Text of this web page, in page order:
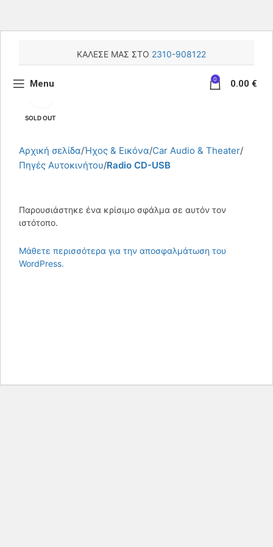
ΚΑΛΕΣΕ ΜΑΣ ΣΤΟ 2310-908122
Menu 0 0.00 €
SOLD OUT
Αρχική σελίδα Ήχος & Εικόνα Car Audio & Theater
Πηγές Αυτοκινήτου Radio CD-USB
Παρουσιάστηκε ένα κρίσιμο σφάλμα σε αυτόν τον
ιστότοπο.
Μάθετε περισσότερα για την αποσφαλμάτωση του
WordPress.